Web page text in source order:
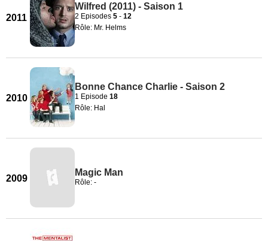
2011
Wilfred (2011) - Saison 1
2 Episodes 5 - 12
Rôle: Mr. Helms
2010
Bonne Chance Charlie - Saison 2
1 Episode 18
Rôle: Hal
2009
Magic Man
Rôle: -